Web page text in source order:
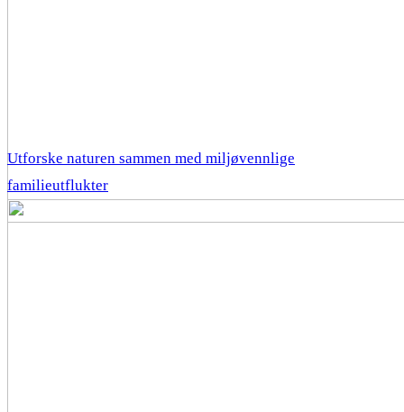
Utforske naturen sammen med miljøvennlige
familieutflukter